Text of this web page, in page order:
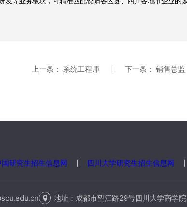
上一条： 系统工程师 下一条： 销售总监
国研究生招生信息网 四川大学研究生招生信息网
地址： 成都市望江路29号四川大学商学